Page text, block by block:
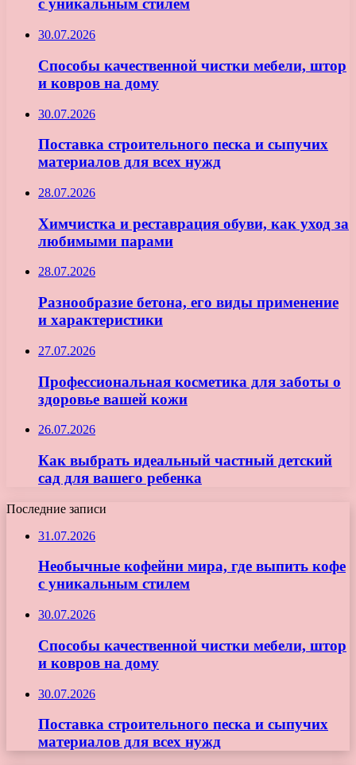
с уникальным стилем
30.07.2026
Способы качественной чистки мебели, штор
и ковров на дому
30.07.2026
Поставка строительного песка и сыпучих
материалов для всех нужд
28.07.2026
Химчистка и реставрация обуви, как уход за
любимыми парами
28.07.2026
Разнообразие бетона, его виды применение
и характеристики
27.07.2026
Профессиональная косметика для заботы о
здоровье вашей кожи
26.07.2026
Как выбрать идеальный частный детский
сад для вашего ребенка
Последние записи
31.07.2026
Необычные кофейни мира, где выпить кофе
с уникальным стилем
30.07.2026
Способы качественной чистки мебели, штор
и ковров на дому
30.07.2026
Поставка строительного песка и сыпучих
материалов для всех нужд